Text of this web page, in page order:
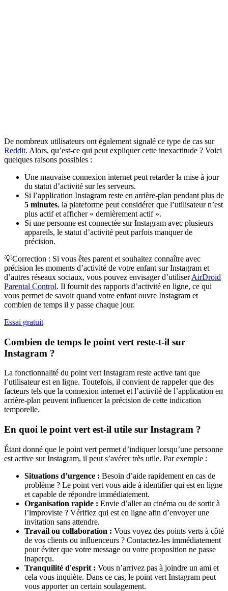
De nombreux utilisateurs ont également signalé ce type de cas sur
Reddit. Alors, qu’est-ce qui peut expliquer cette inexactitude ? Voici
quelques raisons possibles :
Une mauvaise connexion internet peut retarder la mise à jour
du statut d’activité sur les serveurs.
Si l’application Instagram reste en arrière-plan pendant plus de
5 minutes, la plateforme peut considérer que l’utilisateur n’est
plus actif et afficher « dernièrement actif ».
Si une personne est connectée sur Instagram avec plusieurs
appareils, le statut d’activité peut parfois manquer de
précision.
💡Correction : Si vous êtes parent et souhaitez connaître avec
précision les moments d’activité de votre enfant sur Instagram et
d’autres réseaux sociaux, vous pouvez envisager d’utiliserAirDroid
Parental Control. Il fournit des rapports d’activité en ligne, ce qui
vous permet de savoir quand votre enfant ouvre Instagram et
combien de temps il y passe chaque jour.
Essai gratuit
Combien de temps le point vert reste-t-il sur
Instagram ?
La fonctionnalité du point vert Instagram reste active tant que
l’utilisateur est en ligne. Toutefois, il convient de rappeler que des
facteurs tels que la connexion internet et l’activité de l’application en
arrière-plan peuvent influencer la précision de cette indication
temporelle.
En quoi le point vert est-il utile sur Instagram ?
Étant donné que le point vert permet d’indiquer lorsqu’une personne
est active sur Instagram, il peut s’avérer très utile. Par exemple :
Situations d’urgence : Besoin d’aide rapidement en cas de
problème ? Le point vert vous aide à identifier qui est en ligne
et capable de répondre immédiatement.
Organisation rapide : Envie d’aller au cinéma ou de sortir à
l’improviste ? Vérifiez qui est en ligne afin d’envoyer une
invitation sans attendre.
Travail ou collaboration : Vous voyez des points verts à côté
de vos clients ou influenceurs ? Contactez-les immédiatement
pour éviter que votre message ou votre proposition ne passe
inaperçu.
Tranquilité d'esprit : Vous n’arrivez pas à joindre un ami et
cela vous inquiète. Dans ce cas, le point vert Instagram peut
vous apporter un certain soulagement.